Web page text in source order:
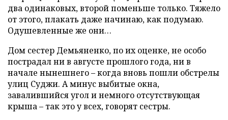
два одинаковых, второй поменьше только. Тяжело
от этого, плакать даже начинаю, как подумаю.
Одушевленные же они…
Дом сестер Демьяненко, по их оценке, не особо
пострадал ни в августе прошлого года, ни в
начале нынешнего – когда вновь пошли обстрелы
улиц Суджи. А минус выбитые окна,
завалившийся угол и немного отсутствующая
крыша – так это у всех, говорят сестры.